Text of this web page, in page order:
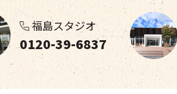
福島スタジオ
0120-39-6837